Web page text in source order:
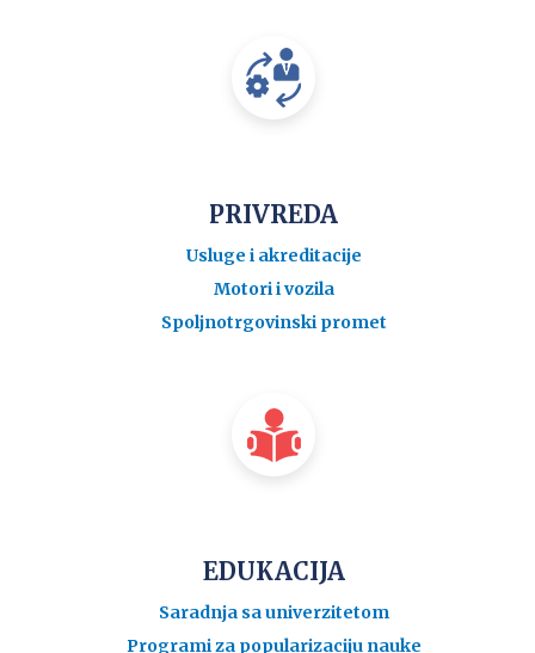
PRIVREDA
Usluge i akreditacije
Motori i vozila
Spoljnotrgovinski promet
EDUKACIJA
Saradnja sa univerzitetom
Programi za popularizaciju nauke